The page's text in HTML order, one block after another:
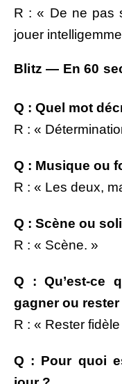
R : « De ne pas
jouer
Blitz — En 60
Q : Quel mot
R : «
Q : Musique ou
R : « Les deux,
Q : Scène ou
R : « Scène. »
Q : Qu’est-ce
gagner ou
R : « Rester
Q : Pour quoi